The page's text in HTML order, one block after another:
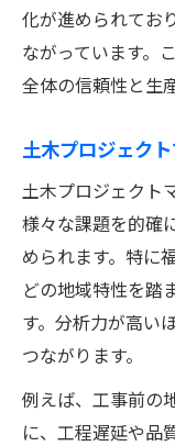
化が進められてお
ながっています。
全体の信頼性と生
土木プロジェク
土木プロジェクト
様々な課題を的確
められます。特に
どの地域特性を踏
す。分析力が高い
つながります。
例えば、工事前の
に、工程遅延や品